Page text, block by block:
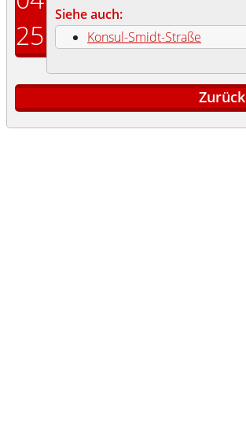
25
Siehe auch:
Konsul-Smidt-Straße
Zurück